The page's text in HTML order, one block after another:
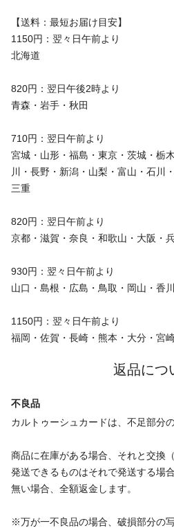
【送料：最短お届け目安】
1150円：翌々日午前より
北海道
820円：翌日午後2時より
青森・岩手・秋田
710円：翌日午前より
宮城・山形・福島・東京・茨城・栃
川・長野・新潟・山梨・富山・石川
三重
820円：翌日午前より
京都・滋賀・奈良・和歌山・大阪・
930円：翌々日午前より
山口・島根・広島・鳥取・岡山・香
1150円：翌々日午前より
福岡・佐賀・長崎・熊本・大分・宮
返品につ
不良品
カルトゥーシュカードは、不足部分の
商品に在庫がある場合、それと交換
発送できるものはそれで発送する場
無い場合、全額返金します。
※万が一不良品の場合、破損部分の